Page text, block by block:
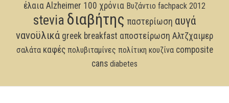
έλαια Alzheimer 100 χρόνια Βυζάντιο fachpack 2012
stevia διαβήτης παστερίωση αυγά
νανοϋλικά greek breakfast αποστείρωση Αλτζχαιμερ
σαλάτα καφές πολυβιταμίνες πολίτικη κουζίνα composite
cans diabetes